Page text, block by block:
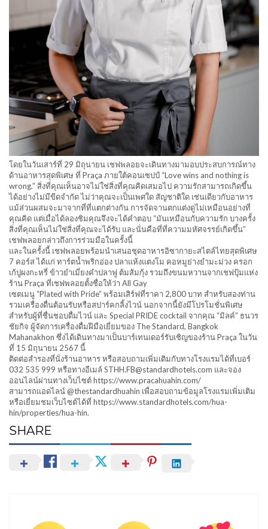
โดยในวันเสาร์ที่ 29 มิถุนายน เชฟพลอยจะเดินทางมามอบประสบการณ์ทาง
ด้านอาหารสุดพิเศษ ที่ Praça ภายใต้คอนเซปป์ “Love wins and nothing is
wrong.” สิ่งที่คุณเห็นอาจไม่ใช่สิ่งที่คุณคิดเสมอไป ความรักสามารถเกิดขึ้น
ได้อย่างไม่มีขีดจำกัด ไม่ว่าคุณจะเป็นเพศใด สัญชาติใด เช่นเดียวกับอาหาร
แม้ส่วนผสมจะมาจากที่ที่แตกต่างกัน การจัดจานตกแต่งดูไม่เหมือนอย่างที่
คุณคิด แต่เมื่อได้ลองชิมคุณจึงจะได้คำตอบ “มันเหมือนกับความรัก บางครั้ง
สิ่งที่คุณเห็นไม่ใช่สิ่งที่คุณจะได้รับ และนั่นคือที่ที่ความมหัศจรรย์เกิดขึ้น”
เชฟพลอยกล่าวถึงการร่วมมือในครั้งนี้
และในครั้งนี้ เชฟพลอยพร้อมนำเสนอชุดอาหารอิซากายะสไตล์ไทยสุดพิเศษ
7 คอร์ส ได้แก่ ทาร์ตน้ำพริกอ่อง ปลาแห้งแตงโม คอหมูย่างยำมะม่วง ครอก
เก้ปูผงกะหรี่ ข้าวยำเมี่ยงคำปลาฟู ต้มส้มกุ้ง รวมถึงขนมหวานจากเชฟปุ้มแห่ง
ร้าน Praça ที่เชฟพลอยตั้งชื่อให้ว่า All Gay
เซตเมนู “Plated with Pride” พร้อมเสิร์ฟที่ราคา 2,800 บาท สำหรับสองท่าน
รวมเครื่องดื่นต้อนรับหรือสปาร์คกลิ้งไวน์ นอกจากนี้ยังมีโปรโมชั่นพิเศษ
สำหรับผู้ที่ชื่นชอบดื่มไวน์ และ Special PRIDE cocktail จากคุณ “มิลค์” ธนวร
ชัยกิจ ผู้จัดการเครื่องดื่มฝีมือเยี่ยมของ The Standard, Bangkok
Mahanakhon ซึ่งได้เดินทางมาเป็นบาร์เทนเดอร์รับเชิญของร้าน Praça ในวัน
ที่ 15 มิถุนายน 2567 นี้
ติดต่อสำรองที่นั่งร้านอาหาร หรือสอบถามเพิ่มเติมกับทางโรงแรมได้ที่เบอร์
032 535 999 หรือทางอีเมล์ STHH.FB@standardhotels.com และจอง
ออนไลน์ผ่านทางเว็บไซต์ https://www.pracahuahin.com/
สามารถแอดไลน์ @thestandardhuahin เพื่อสอบถามข้อมูลโรงแรมเพิ่มเติม
หรือเยี่ยมชมเว็บไซต์ได้ที่ https://www.standardhotels.com/hua-
hin/properties/hua-hin.
SHARE